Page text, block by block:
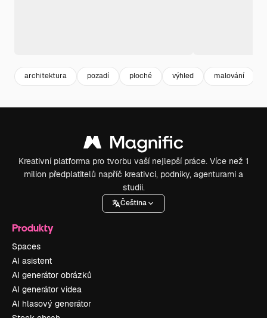
architektura pozadí ploché výhled malování
Kreativní platforma pro tvorbu vaší nejlepší práce. Více než 1
milion předplatitelů napříč kreativci, podniky, agenturami a
studii.
Čeština
Produkty
Spaces
AI asistent
AI generátor obrázků
AI generátor videa
AI hlasový generátor